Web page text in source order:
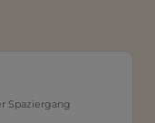
Spaziergang